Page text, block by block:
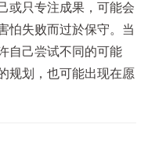
或只专注成果，可能会
怕失败而过於保守。当
自己尝试不同的可能
规划，也可能出现在愿